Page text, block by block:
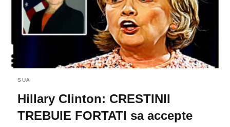
SUA
Hillary Clinton: CRESTINII
TREBUIE FORTATI sa accepte